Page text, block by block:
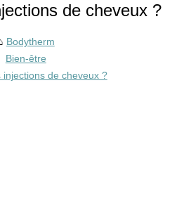
de cheveux ?
Bodytherm
Bien-être
injections de cheveux ?